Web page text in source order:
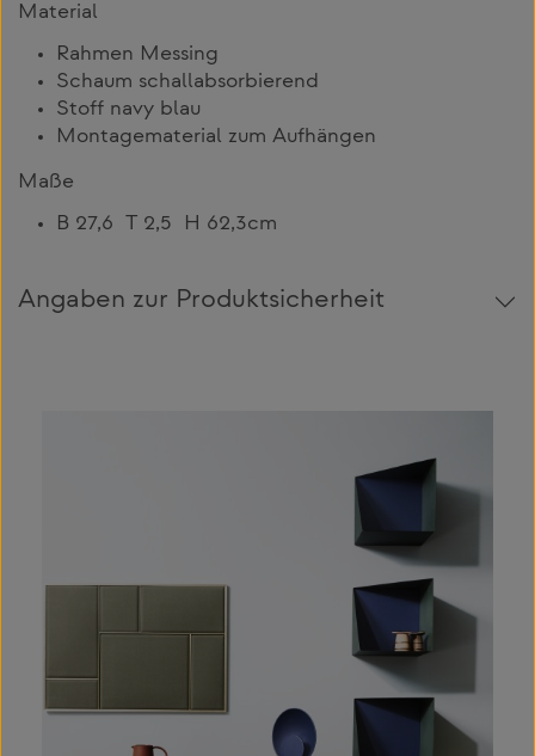
Material
Rahmen Messing
Schaum schallabsorbierend
Stoff navy blau
Montagematerial zum Aufhängen
Maße
B 27,6 T 2,5 H 62,3cm
Angaben zur Produktsicherheit